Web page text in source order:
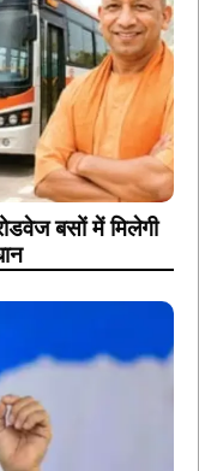
बसों में मिलेगी